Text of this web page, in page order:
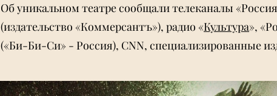
Об уникальном театре сообщали телеканалы
(издательство «Коммерсантъ»), радио «Культура»,
(«Би-Би-Си» - Россия), CNN, специализированные